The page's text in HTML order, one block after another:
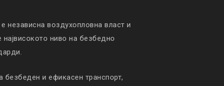
независна воздухопловна власт и
највисокото ниво на безбедно
и ефикасен транспорт,